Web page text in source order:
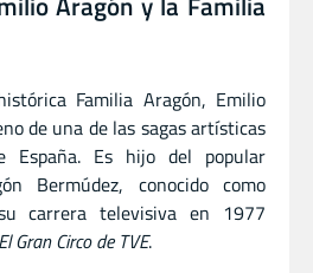
Familia Aragón, Emilio
de una de las sagas artísticas
España. Es hijo del popular
Bermúdez, conocido como
carrera televisiva en 1977
El Gran Circo de TVE.